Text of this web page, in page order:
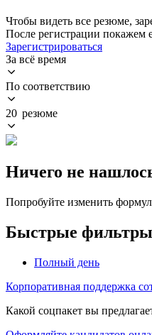
Чтобы видеть все резюме,
После регистрации покажем
Зарегистрироваться
За всё время
По соответствию
20 резюме
Ничего не
Попробуйте изменить
Быстрые фильтры
Полный день
Корпоративная поддержка
Какой соцпакет вы